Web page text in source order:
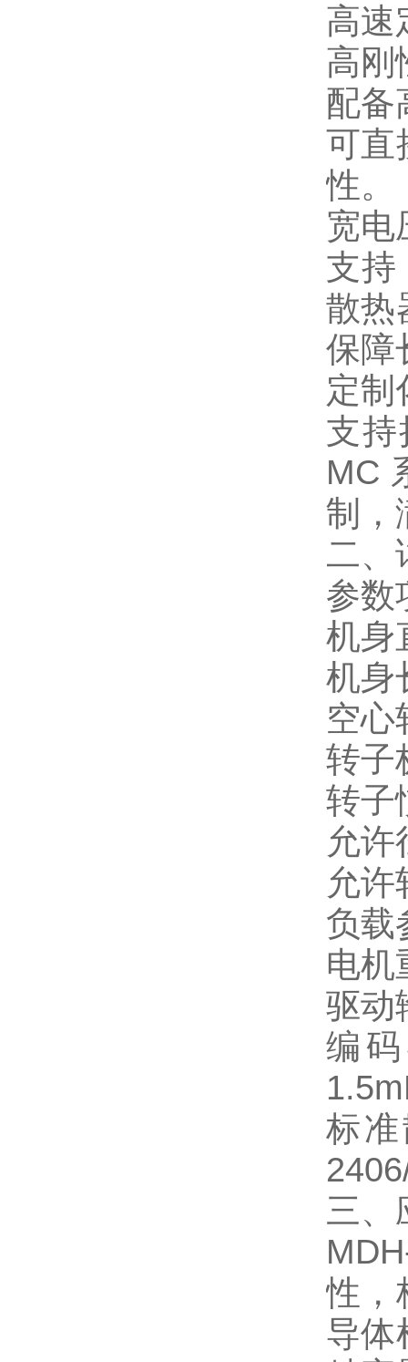
高速
高刚
配备
可直
性。
宽电
支持
散热
保障
定制
支
MC
制，
二、
参数
机身
机身
空心
转子
转子
允许
允许
负载
电机
驱动
编
标
三、
性，
导体